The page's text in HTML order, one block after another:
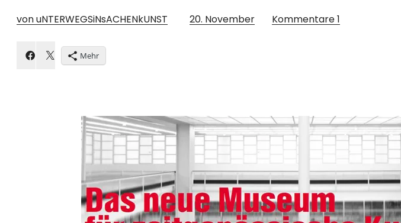
von uNTERWEGSiNsACHENkUNST 20. November Kommentare1
Mehr